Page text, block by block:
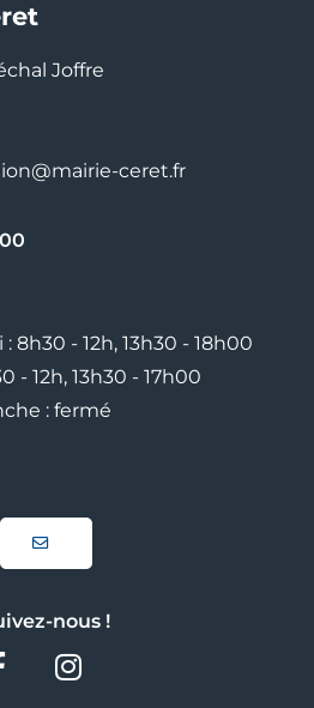
Joffre
ceret.fr
8h30 - 12h, 13h30 - 18h00
- 12h, 13h30 - 17h00
: fermé
nous !
Facebook